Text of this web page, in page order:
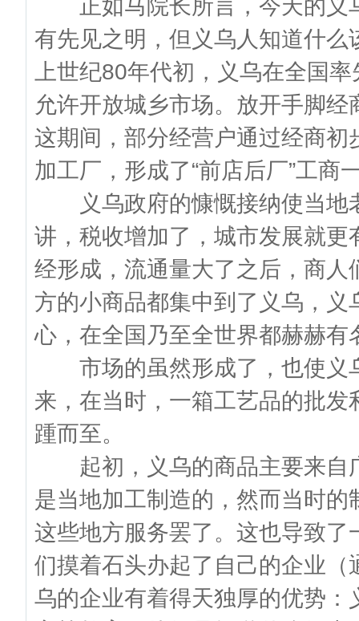
正如马院长所言，今天的义
有先见之明，但义乌人知道什
上世纪80年代初，义乌在全国
允许开放城乡市场。放开手脚
这期间，部分经营户通过经商
加工厂，形成了“前店后厂”工商
义乌政府的慷慨接纳使当地
讲，税收增加了，城市发展就
经形成，流通量大了之后，商
方的小商品都集中到了义乌，
心，在全国乃至全世界都赫赫有
市场的虽然形成了，也使义
来，在当时，一箱工艺品的批
踵而至。
起初，义乌的商品主要来自
是当地加工制造的，然而当时
这些地方服务罢了。这也导致
们摸着石头办起了自己的企业
乌的企业有着得天独厚的优势